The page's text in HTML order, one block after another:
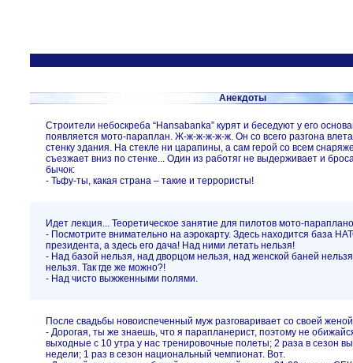
Анекдоты
Строители небоскреба “Hansabanka” курят и беседуют у его
появляется мото-параплан. Ж-ж-ж-ж-ж-ж. Он со всего разгона
стенку здания. На стекле ни царапины, а сам герой со всем
съезжает вниз по стенке... Один из работяг не выдерживает и
бычок:
- Тьфу-ты, какая страна – такие и террористы!
Идет лекция... Теоретическое занятие для пилотов мото-
- Посмотрите внимательно на аэрокарту. Здесь находится база
президента, а здесь его дача! Над ними летать нельзя!
- Над базой нельзя, над дворцом нельзя, над женской баней
нельзя. Так где же можно?!
- Над чисто выжженными полями.
После свадьбы новоиспеченный муж разговаривает со своей
- Дорогая, ты же знаешь, что я парапланерист, поэтому не
выходные с 10 утра у нас тренировочные полеты; 2 раза в сезон
недели; 1 раз в сезон национальный чемпионат. Вот.